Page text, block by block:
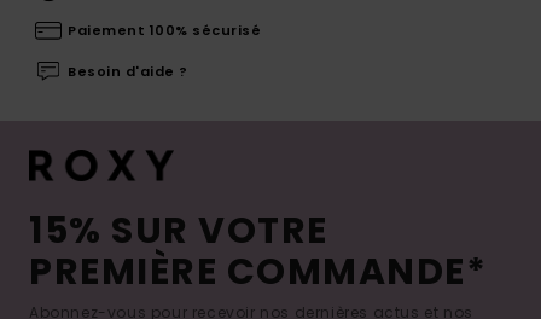
Paiement 100% sécurisé
Besoin d'aide ?
15% SUR VOTRE
PREMIÈRE COMMANDE*
Abonnez-vous pour recevoir nos dernières actus et nos